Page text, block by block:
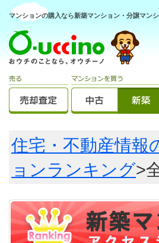
マンションの購入なら新築マンション・分譲マン
住宅・不動産情報
ョンランキング>